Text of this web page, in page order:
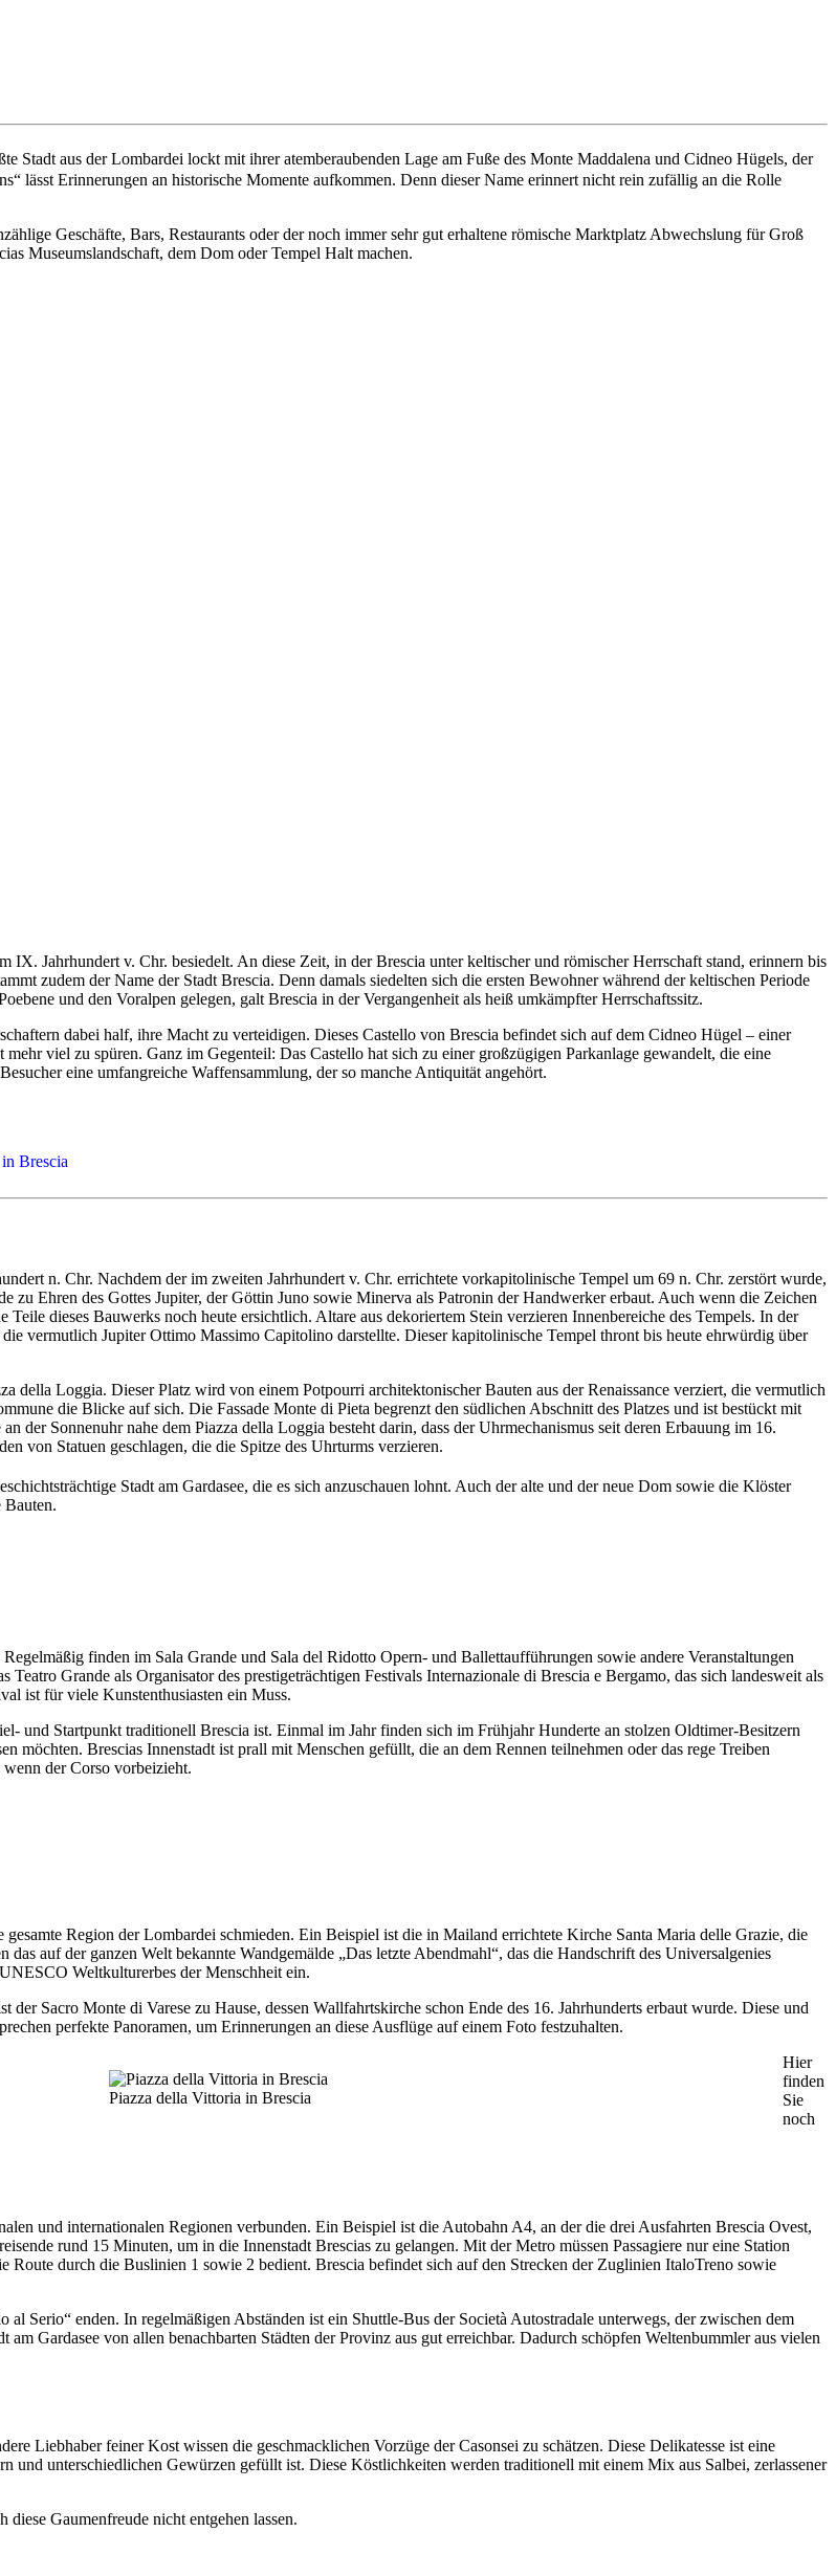
Stadt aus der Lombardei lockt mit ihrer atemberaubenden Lage am Fuße des Monte Maddalena und Cidneo Hügels, der
lässt Erinnerungen an historische Momente aufkommen. Denn dieser Name erinnert nicht rein zufällig an die Rolle
Geschäfte, Bars, Restaurants oder der noch immer sehr gut erhaltene römische Marktplatz Abwechslung für Groß
Museumslandschaft, dem Dom oder Tempel Halt machen.
IX. Jahrhundert v. Chr. besiedelt. An diese Zeit, in der Brescia unter keltischer und römischer Herrschaft stand, erinnern bis
zudem der Name der Stadt Brescia. Denn damals siedelten sich die ersten Bewohner während der keltischen Periode
und den Voralpen gelegen, galt Brescia in der Vergangenheit als heiß umkämpfter Herrschaftssitz.
dabei half, ihre Macht zu verteidigen. Dieses Castello von Brescia befindet sich auf dem Cidneo Hügel – einer
viel zu spüren. Ganz im Gegenteil: Das Castello hat sich zu einer großzügigen Parkanlage gewandelt, die eine
eine umfangreiche Waffensammlung, der so manche Antiquität angehört.
n. Chr. Nachdem der im zweiten Jahrhundert v. Chr. errichtete vorkapitolinische Tempel um 69 n. Chr. zerstört wurde,
Ehren des Gottes Jupiter, der Göttin Juno sowie Minerva als Patronin der Handwerker erbaut. Auch wenn die Zeichen
dieses Bauwerks noch heute ersichtlich. Altare aus dekoriertem Stein verzieren Innenbereiche des Tempels. In der
vermutlich Jupiter Ottimo Massimo Capitolino darstellte. Dieser kapitolinische Tempel thront bis heute ehrwürdig über
della Loggia. Dieser Platz wird von einem Potpourri architektonischer Bauten aus der Renaissance verziert, die vermutlich
die Blicke auf sich. Die Fassade Monte di Pieta begrenzt den südlichen Abschnitt des Platzes und ist bestückt mit
der Sonnenuhr nahe dem Piazza della Loggia besteht darin, dass der Uhrmechanismus seit deren Erbauung im 16.
von Statuen geschlagen, die die Spitze des Uhrturms verzieren.
Stadt am Gardasee, die es sich anzuschauen lohnt. Auch der alte und der neue Dom sowie die Klöster
Bauten.
finden im Sala Grande und Sala del Ridotto Opern- und Ballettaufführungen sowie andere Veranstaltungen
Grande als Organisator des prestigeträchtigen Festivals Internazionale di Brescia e Bergamo, das sich landesweit als
ist für viele Kunstenthusiasten ein Muss.
und Startpunkt traditionell Brescia ist. Einmal im Jahr finden sich im Frühjahr Hunderte an stolzen Oldtimer-Besitzern
möchten. Brescias Innenstadt ist prall mit Menschen gefüllt, die an dem Rennen teilnehmen oder das rege Treiben
der Corso vorbeizieht.
Region der Lombardei schmieden. Ein Beispiel ist die in Mailand errichtete Kirche Santa Maria delle Grazie, die
auf der ganzen Welt bekannte Wandgemälde „Das letzte Abendmahl“, das die Handschrift des Universalgenies
Weltkulturerbes der Menschheit ein.
Sacro Monte di Varese zu Hause, dessen Wallfahrtskirche schon Ende des 16. Jahrhunderts erbaut wurde. Diese und
perfekte Panoramen, um Erinnerungen an diese Ausflüge auf einem Foto festzuhalten.
Piazza della Vittoria in Brescia
Hier
finden
Sie
noch
und internationalen Regionen verbunden. Ein Beispiel ist die Autobahn A4, an der die drei Ausfahrten Brescia Ovest,
rund 15 Minuten, um in die Innenstadt Brescias zu gelangen. Mit der Metro müssen Passagiere nur eine Station
durch die Buslinien 1 sowie 2 bedient. Brescia befindet sich auf den Strecken der Zuglinien ItaloTreno sowie
Serio“ enden. In regelmäßigen Abständen ist ein Shuttle-Bus der Società Autostradale unterwegs, der zwischen dem
Gardasee von allen benachbarten Städten der Provinz aus gut erreichbar. Dadurch schöpfen Weltenbummler aus vielen
Liebhaber feiner Kost wissen die geschmacklichen Vorzüge der Casonsei zu schätzen. Diese Delikatesse ist eine
und unterschiedlichen Gewürzen gefüllt ist. Diese Köstlichkeiten werden traditionell mit einem Mix aus Salbei, zerlassener
Gaumenfreude nicht entgehen lassen.